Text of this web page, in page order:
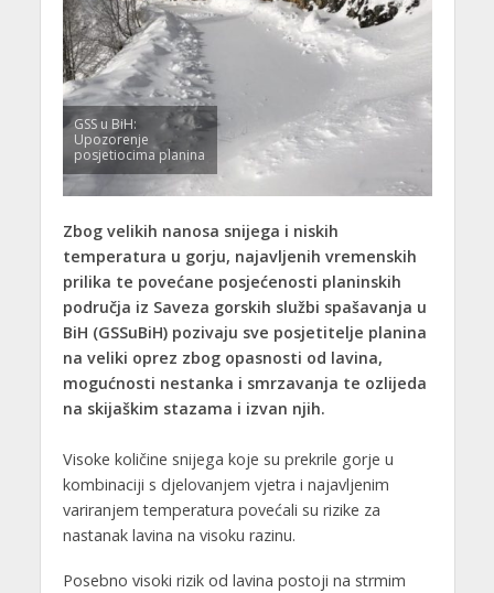
GSS u BiH:
Upozorenje
posjetiocima planina
Zbog velikih nanosa snijega i niskih
temperatura u gorju, najavljenih vremenskih
prilika te povećane posjećenosti planinskih
područja iz Saveza gorskih službi spašavanja u
BiH (GSSuBiH) pozivaju sve posjetitelje planina
na veliki oprez zbog opasnosti od lavina,
mogućnosti nestanka i smrzavanja te ozlijeda
na skijaškim stazama i izvan njih.
Visoke količine snijega koje su prekrile gorje u
kombinaciji s djelovanjem vjetra i najavljenim
variranjem temperatura povećali su rizike za
nastanak lavina na visoku razinu.
Posebno visoki rizik od lavina postoji na strmim